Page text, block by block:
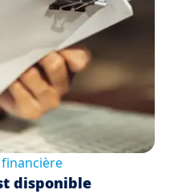
disponible